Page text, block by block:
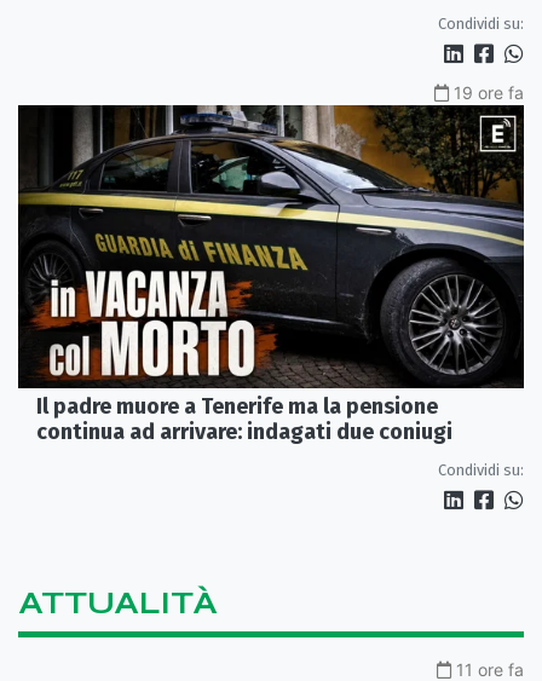
Condividi su:
19 ore fa
Il padre muore a Tenerife ma la pensione
continua ad arrivare: indagati due coniugi
Condividi su:
ATTUALITÀ
11 ore fa